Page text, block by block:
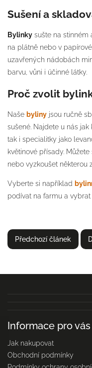
Sušení a
Bylinky sušte na stinném
na plátně nebo v
uzavřených nádobách
barvu, vůni i účinné látky.
Proč zvolit
Naše byliny jsou ručně
sušené. Najdete u nás
tak i specialitky jako
květinové přísady.
nebo vyzkoušet některou
Vyberte si například
podívat na farmu a vybrat
Předchozí článek
Informace pro vás
Jak nakupovat
Obchodní podmínky